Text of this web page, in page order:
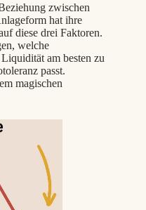
zwischen
hat ihre
diese drei Faktoren.
welche
am besten zu
passt.
magischen